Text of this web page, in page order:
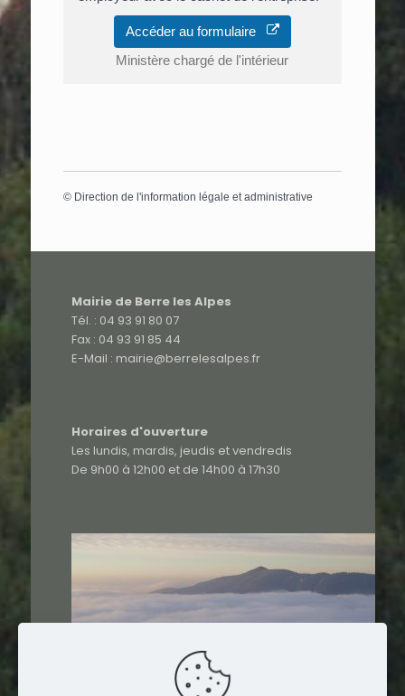
Accéder au formulaire
Ministère chargé de l'intérieur
© Direction de l'information légale et administrative
Mairie de Berre les Alpes
Tél. : 04 93 91 80 07
Fax : 04 93 91 85 44
E-Mail : mairie@berrelesalpes.fr
Horaires d'ouverture
Les lundis, mardis, jeudis et vendredis
De 9h00 à 12h00 et de 14h00 à 17h30